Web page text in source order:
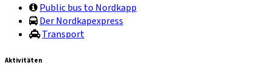
Public bus to Nordkapp
Der Nordkapexpress
Transport
Aktivitäten